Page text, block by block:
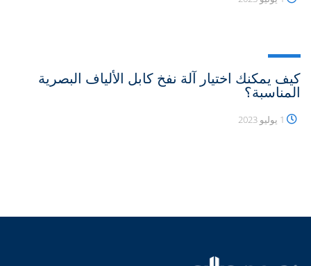
كيف يمكنك اختيار آلة نفخ كابل الألياف البصرية
المناسبة؟